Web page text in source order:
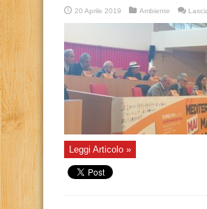
20 Aprile 2019 Ambiente
Leggi Articolo »